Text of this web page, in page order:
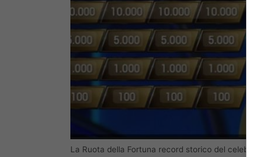
La Ruota della Fortuna record storico del celebre